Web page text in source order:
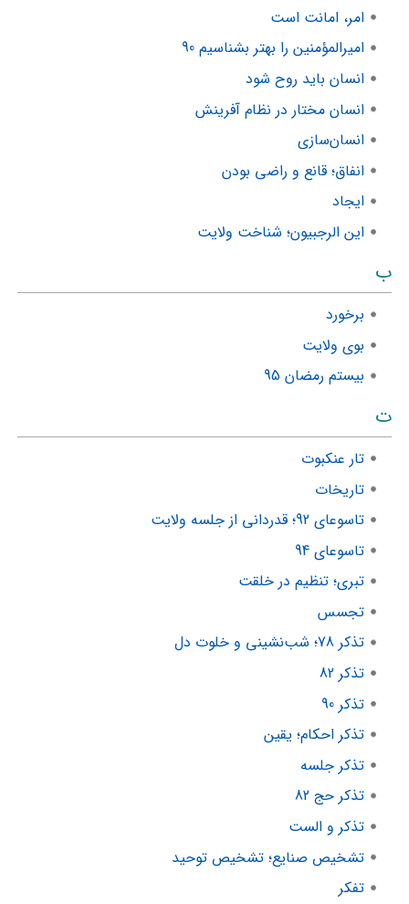
امر، امانت است
امیرالمؤمنین را بهتر بشناسیم 90
انسان باید روح شود
انسان مختار در نظام آفرینش
انسان‌سازی
انفاق؛ قانع و راضی بودن
ایجاد
این الرجبیون؛ شناخت ولایت
ب
برخورد
بوی ولایت
بیستم رمضان 95
ت
تار عنکبوت
تاریخات
تاسوعای 92؛ قدردانی از جلسه ولایت
تاسوعای 94
تبری؛ تنظیم در خلقت
تجسس
تذکر 78؛ شب‌نشینی و خلوت دل
تذکر 82
تذکر 90
تذکر احکام؛ یقین
تذکر جلسه
تذکر حج 82
تذکر و الست
تشخیص صنایع؛ تشخیص توحید
تفکر